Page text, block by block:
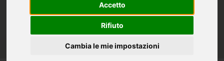
Accetto
Rifiuto
Cambia le mie impostazioni